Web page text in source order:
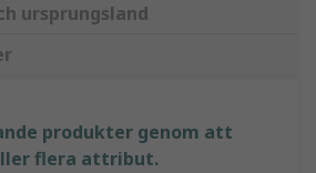
ursprungsland
produkter genom att
flera attribut.